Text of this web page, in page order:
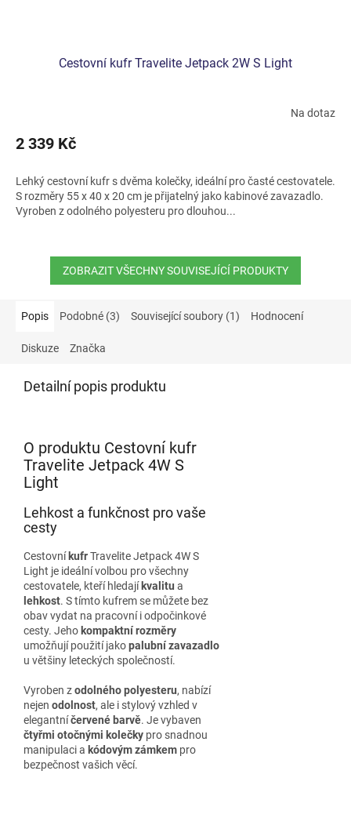
Cestovní kufr Travelite Jetpack 2W S Light
produktu
5,0
z
5
hvězdiček.
Na dotaz
2 339 Kč
Lehký cestovní kufr s dvěma kolečky, ideální pro časté cestovatele.
S rozměry 55 x 40 x 20 cm je přijatelný jako kabinové zavazadlo.
Vyroben z odolného polyesteru pro dlouhou...
ZOBRAZIT VŠECHNY SOUVISEJÍCÍ PRODUKTY
Popis Podobné (3) Související soubory (1) Hodnocení
Diskuze Značka
Detailní popis produktu
O produktu Cestovní kufr
Travelite Jetpack 4W S
Light
Lehkost a funkčnost pro vaše
cesty
Cestovní kufrTravelite Jetpack 4W S
Light je ideální volbou pro všechny
cestovatele, kteří hledají kvalitu a
lehkost. S tímto kufrem se můžete bez
obav vydat na pracovní i odpočinkové
cesty. Jeho kompaktní rozměry
umožňují použití jakopalubní zavazadlo
u většiny leteckých společností.
Vyroben zodolného polyesteru, nabízí
nejen odolnost, ale i stylový vzhled v
elegantníčervené barvě. Je vybaven
čtyřmi otočnými kolečky pro snadnou
manipulaci a kódovým zámkem pro
bezpečnost vašich věcí.